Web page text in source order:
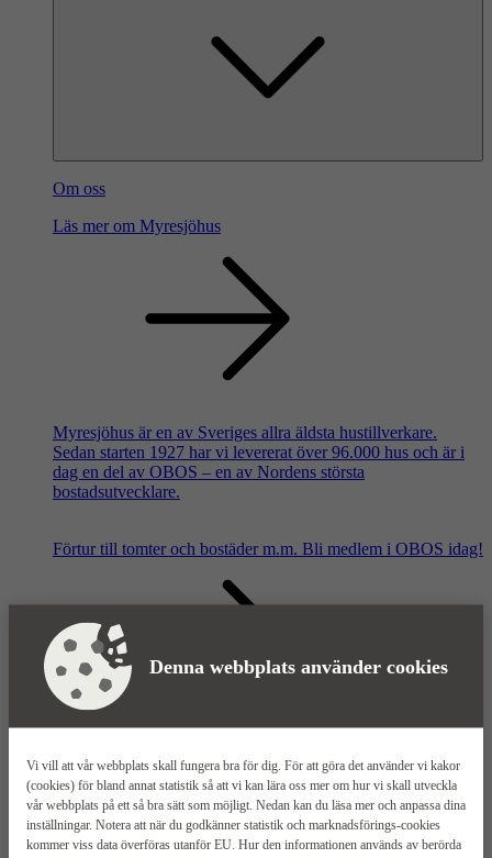
Denna webbplats använder cookies
Vi vill att vår webbplats skall fungera bra för dig. För att göra det använder vi kakor
(cookies) för bland annat statistik så att vi kan lära oss mer om hur vi skall utveckla
vår webbplats på ett så bra sätt som möjligt. Nedan kan du läsa mer och anpassa dina
inställningar. Notera att när du godkänner statistik och marknadsförings-cookies
kommer viss data överföras utanför EU. Hur den informationen används av berörda
Om oss
Läs mer om Myresjöhus
Myresjöhus är en av Sveriges allra äldsta hustillverkare.
Sedan starten 1927 har vi levererat över 96.000 hus och är i
dag en del av OBOS – en av Nordens största
bostadsutvecklare.
Förtur till tomter och bostäder m.m. Bli medlem i OBOS idag!
Våra säljkontor